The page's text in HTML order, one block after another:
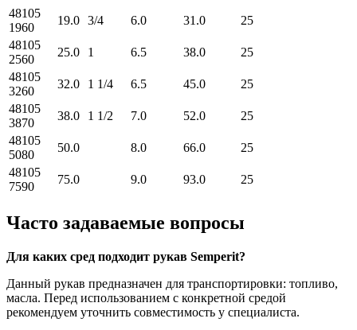
48105
1960
19.0 3/4 6.0 31.0 25
48105
2560
25.0 1 6.5 38.0 25
48105
3260
32.0 1 1/4 6.5 45.0 25
48105
3870
38.0 1 1/2 7.0 52.0 25
48105
5080
50.0 8.0 66.0 25
48105
7590
75.0 9.0 93.0 25
Часто задаваемые вопросы
Для каких сред подходит рукав Semperit?
Данный рукав предназначен для транспортировки: топливо,
масла. Перед использованием с конкретной средой
рекомендуем уточнить совместимость у специалиста.